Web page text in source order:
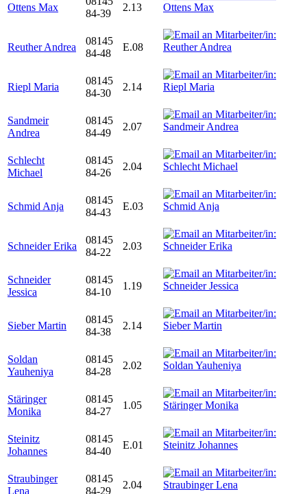
Ottens Max
84-39
2.13
Reuther Andrea
08145
84-48
E.08
Riepl Maria
08145
84-30
2.14
Sandmeir
Andrea
08145
84-49
2.07
Schlecht
Michael
08145
84-26
2.04
Schmid Anja
08145
84-43
E.03
Schneider Erika
08145
84-22
2.03
Schneider
Jessica
08145
84-10
1.19
Sieber Martin
08145
84-38
2.14
Soldan
Yauheniya
08145
84-28
2.02
Stäringer
Monika
08145
84-27
1.05
Steinitz
Johannes
08145
84-40
E.01
Straubinger
Lena
08145
84-29
2.04